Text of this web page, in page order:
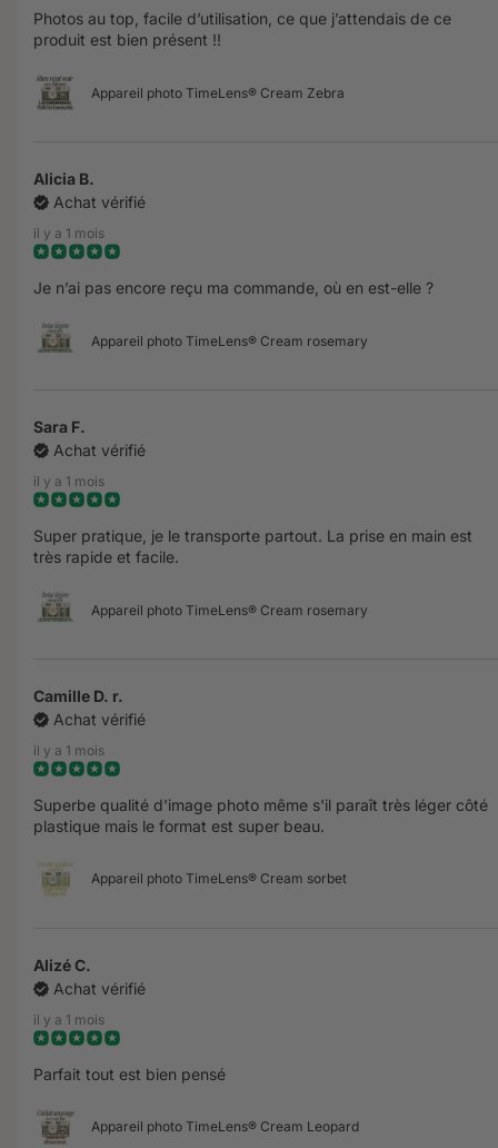
Photos au top, facile d’utilisation, ce que j’attendais de ce
produit est bien présent !!
Appareil photo TimeLens® Cream Zebra
Alicia B.
Achat vérifié
il y a 1 mois
Je n’ai pas encore reçu ma commande, où en est-elle ?
Appareil photo TimeLens® Cream rosemary
Sara F.
Achat vérifié
il y a 1 mois
Super pratique, je le transporte partout. La prise en main est
très rapide et facile.
Appareil photo TimeLens® Cream rosemary
Camille D. r.
Achat vérifié
il y a 1 mois
Superbe qualité d'image photo même s'il paraît très léger côté
plastique mais le format est super beau.
Appareil photo TimeLens® Cream sorbet
Alizé C.
Achat vérifié
il y a 1 mois
Parfait tout est bien pensé
Appareil photo TimeLens® Cream Leopard